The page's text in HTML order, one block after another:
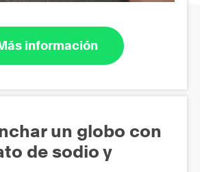
información
un globo con
de sodio y